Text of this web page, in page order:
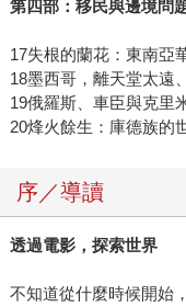
第四部：移民與邊境問
17失根的蘭花：東南亞
18墨西哥，離天堂太遠
19俄羅斯、車臣與克里
20烽火餘生：庫德族的
序／導讀
透過電影，探索世界
不知道從什麼時候開始